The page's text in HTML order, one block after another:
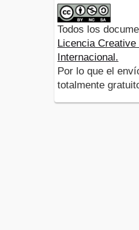
Todos los
Licencia
Internacional.
Por lo que el
totalmente